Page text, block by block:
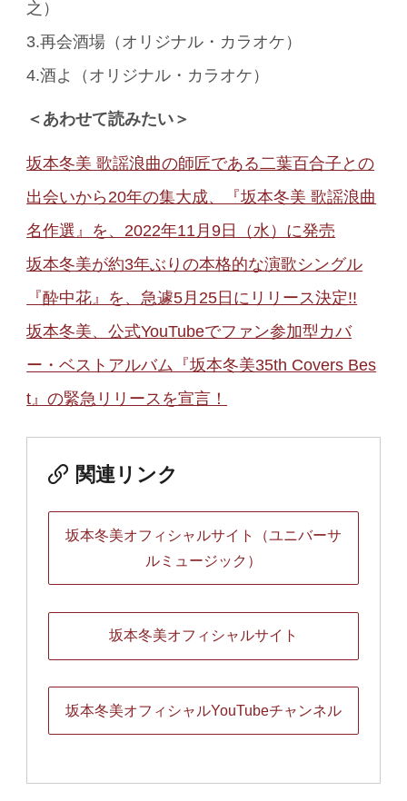
之）
3.再会酒場（オリジナル・カラオケ）
4.酒よ（オリジナル・カラオケ）
＜あわせて読みたい＞
坂本冬美 歌謡浪曲の師匠である二葉百合子との
出会いから20年の集大成、『坂本冬美 歌謡浪曲
名作選』を、2022年11月9日（水）に発売
坂本冬美が約3年ぶりの本格的な演歌シングル
『酔中花』を、急遽5月25日にリリース決定!!
坂本冬美、公式YouTubeでファン参加型カバ
ー・ベストアルバム『坂本冬美35th Covers Bes
t』の緊急リリースを宣言！
関連リンク
坂本冬美オフィシャルサイト（ユニバーサ
ルミュージック）
坂本冬美オフィシャルサイト
坂本冬美オフィシャルYouTubeチャンネル